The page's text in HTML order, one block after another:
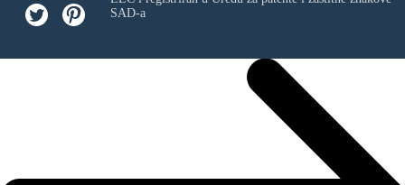
SAD-a